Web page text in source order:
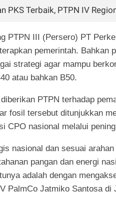
PKS Terbaik, PTPN IV
PTPN III (Persero) PT
pemerintah. Bahkan
strategi agar mampu
atau bahkan B50.
PTPN terhadap
fosil tersebut ditunjukkan
CPO nasional melalui
nasional dan sesuai
pangan dan energi
adalah dengan
PalmCo Jatmiko Santosa di